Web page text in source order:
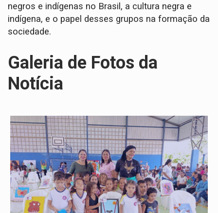
negros e indígenas no Brasil, a cultura negra e
indígena, e o papel desses grupos na formação da
sociedade.
Galeria de Fotos da
Notícia